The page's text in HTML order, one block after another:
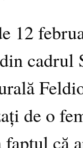
12
cadrul
de o
că